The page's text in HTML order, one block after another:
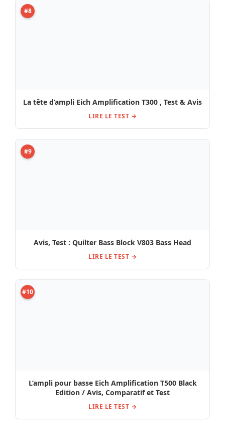
#8
La tête d’ampli Eich Amplification T300 , Test & Avis
LIRE LE TEST →
#9
Avis, Test : Quilter Bass Block V803 Bass Head
LIRE LE TEST →
#10
L’ampli pour basse Eich Amplification T500 Black
Edition / Avis, Comparatif et Test
LIRE LE TEST →